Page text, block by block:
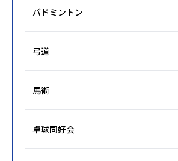
バドミントン
弓道
馬術
卓球同好会